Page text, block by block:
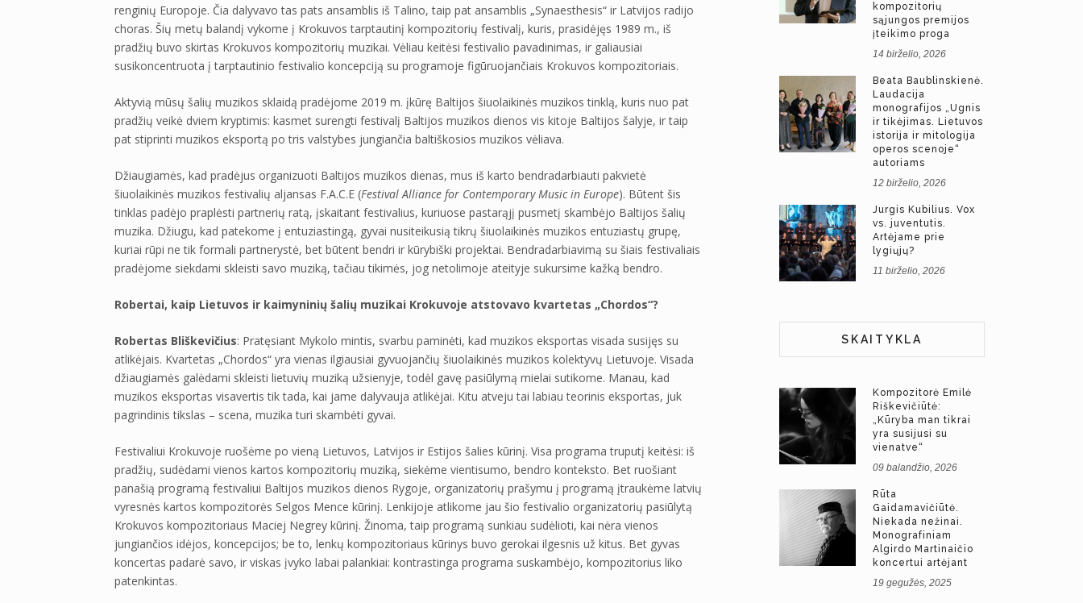
renginių Europoje. Čia dalyvavo tas pats ansamblis iš Talino, taip pat ansamblis „Synaesthesis“ ir Latvijos radijo
choras. Šių metų balandį vykome į Krokuvos tarptautinį kompozitorių festivalį, kuris, prasidėjęs 1989 m., iš
pradžių buvo skirtas Krokuvos kompozitorių muzikai. Vėliau keitėsi festivalio pavadinimas, ir galiausiai
susikoncentruota į tarptautinio festivalio koncepciją su programoje figūruojančiais Krokuvos kompozitoriais.
Aktyvią mūsų šalių muzikos sklaidą pradėjome 2019 m. įkūrę Baltijos šiuolaikinės muzikos tinklą, kuris nuo pat
pradžių veikė dviem kryptimis: kasmet surengti festivalį Baltijos muzikos dienos vis kitoje Baltijos šalyje, ir taip
pat stiprinti muzikos eksportą po tris valstybes jungiančia baltiškosios muzikos vėliava.
Džiaugiamės, kad pradėjus organizuoti Baltijos muzikos dienas, mus iš karto bendradarbiauti pakvietė
šiuolaikinės muzikos festivalių aljansas F.A.C.E (Festival Alliance for Contemporary Music in Europe). Būtent šis
tinklas padėjo praplėsti partnerių ratą, įskaitant festivalius, kuriuose pastarąjį pusmetį skambėjo Baltijos šalių
muzika. Džiugu, kad patekome į entuziastingą, gyvai nusiteikusią tikrų šiuolaikinės muzikos entuziastų grupę,
kuriai rūpi ne tik formali partnerystė, bet būtent bendri ir kūrybiški projektai. Bendradarbiavimą su šiais festivaliais
pradėjome siekdami skleisti savo muziką, tačiau tikimės, jog netolimoje ateityje sukursime kažką bendro.
Robertai, kaip Lietuvos ir kaimyninių šalių muzikai Krokuvoje atstovavo kvartetas „Chordos“?
Robertas Bliškevičius: Pratęsiant Mykolo mintis, svarbu paminėti, kad muzikos eksportas visada susijęs su
atlikėjais. Kvartetas „Chordos“ yra vienas ilgiausiai gyvuojančių šiuolaikinės muzikos kolektyvų Lietuvoje. Visada
džiaugiamės galėdami skleisti lietuvių muziką užsienyje, todėl gavę pasiūlymą mielai sutikome. Manau, kad
muzikos eksportas visavertis tik tada, kai jame dalyvauja atlikėjai. Kitu atveju tai labiau teorinis eksportas, juk
pagrindinis tikslas – scena, muzika turi skambėti gyvai.
Festivaliui Krokuvoje ruošėme po vieną Lietuvos, Latvijos ir Estijos šalies kūrinį. Visa programa truputį keitėsi: iš
pradžių, sudėdami vienos kartos kompozitorių muziką, siekėme vientisumo, bendro konteksto. Bet ruošiant
panašią programą festivaliui Baltijos muzikos dienos Rygoje, organizatorių prašymu į programą įtraukėme latvių
vyresnės kartos kompozitorės Selgos Mence kūrinį. Lenkijoje atlikome jau šio festivalio organizatorių pasiūlytą
Krokuvos kompozitoriaus Maciej Negrey kūrinį. Žinoma, taip programą sunkiau sudėlioti, kai nėra vienos
jungiančios idėjos, koncepcijos; be to, lenkų kompozitoriaus kūrinys buvo gerokai ilgesnis už kitus. Bet gyvas
koncertas padarė savo, ir viskas įvyko labai palankiai: kontrastinga programa suskambėjo, kompozitorius liko
patenkintas.
kompozitorių
sąjungos premijos
įteikimo proga
14 birželio, 2026
Beata Baublinskienė.
Laudacija
monografijos „Ugnis
ir tikėjimas. Lietuvos
istorija ir mitologija
operos scenoje“
autoriams
12 birželio, 2026
Jurgis Kubilius. Vox
vs. juventutis.
Artėjame prie
lygiųjų?
11 birželio, 2026
SKAITYKLA
Kompozitorė Emilė
Riškevičiūtė:
„Kūryba man tikrai
yra susijusi su
vienatve“
09 balandžio, 2026
Rūta
Gaidamavičiūtė.
Niekada nežinai.
Monografiniam
Algirdo Martinaičio
koncertui artėjant
19 gegužės, 2025